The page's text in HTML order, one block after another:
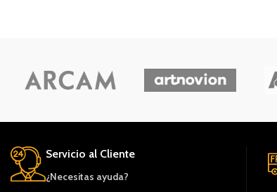
Servicio al Cliente
¿Necesitas ayuda?